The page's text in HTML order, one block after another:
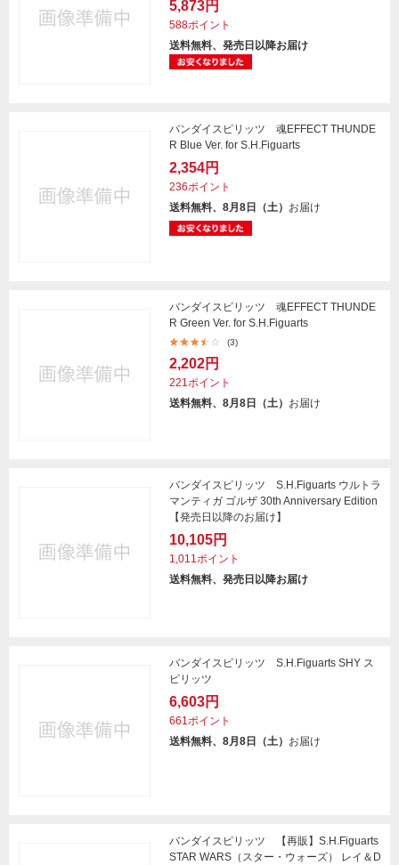
5,873円
588ポイント
送料無料、発売日以降お届け
バンダイスピリッツ 魂EFFECT THUNDE
R Blue Ver. for S.H.Figuarts
2,354円
236ポイント
送料無料、8月8日（土） お届け
バンダイスピリッツ 魂EFFECT THUNDE
R Green Ver. for S.H.Figuarts
(3)
2,202円
221ポイント
送料無料、8月8日（土） お届け
バンダイスピリッツ S.H.Figuarts ウルトラ
マンティガ ゴルザ 30th Anniversary Edition
【発売日以降のお届け】
10,105円
1,011ポイント
送料無料、発売日以降お届け
バンダイスピリッツ S.H.Figuarts SHY ス
ピリッツ
6,603円
661ポイント
送料無料、8月8日（土） お届け
バンダイスピリッツ 【再販】S.H.Figuarts
STAR WARS（スター・ウォーズ） レイ＆D